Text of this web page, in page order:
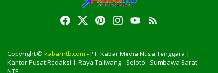
Copyright © kabarntb.com - PT. Kabar Media Nusa Tenggara |
Kantor Pusat Redaksi Jl. Raya Taliwang - Seloto - Sumbawa Barat
NTB